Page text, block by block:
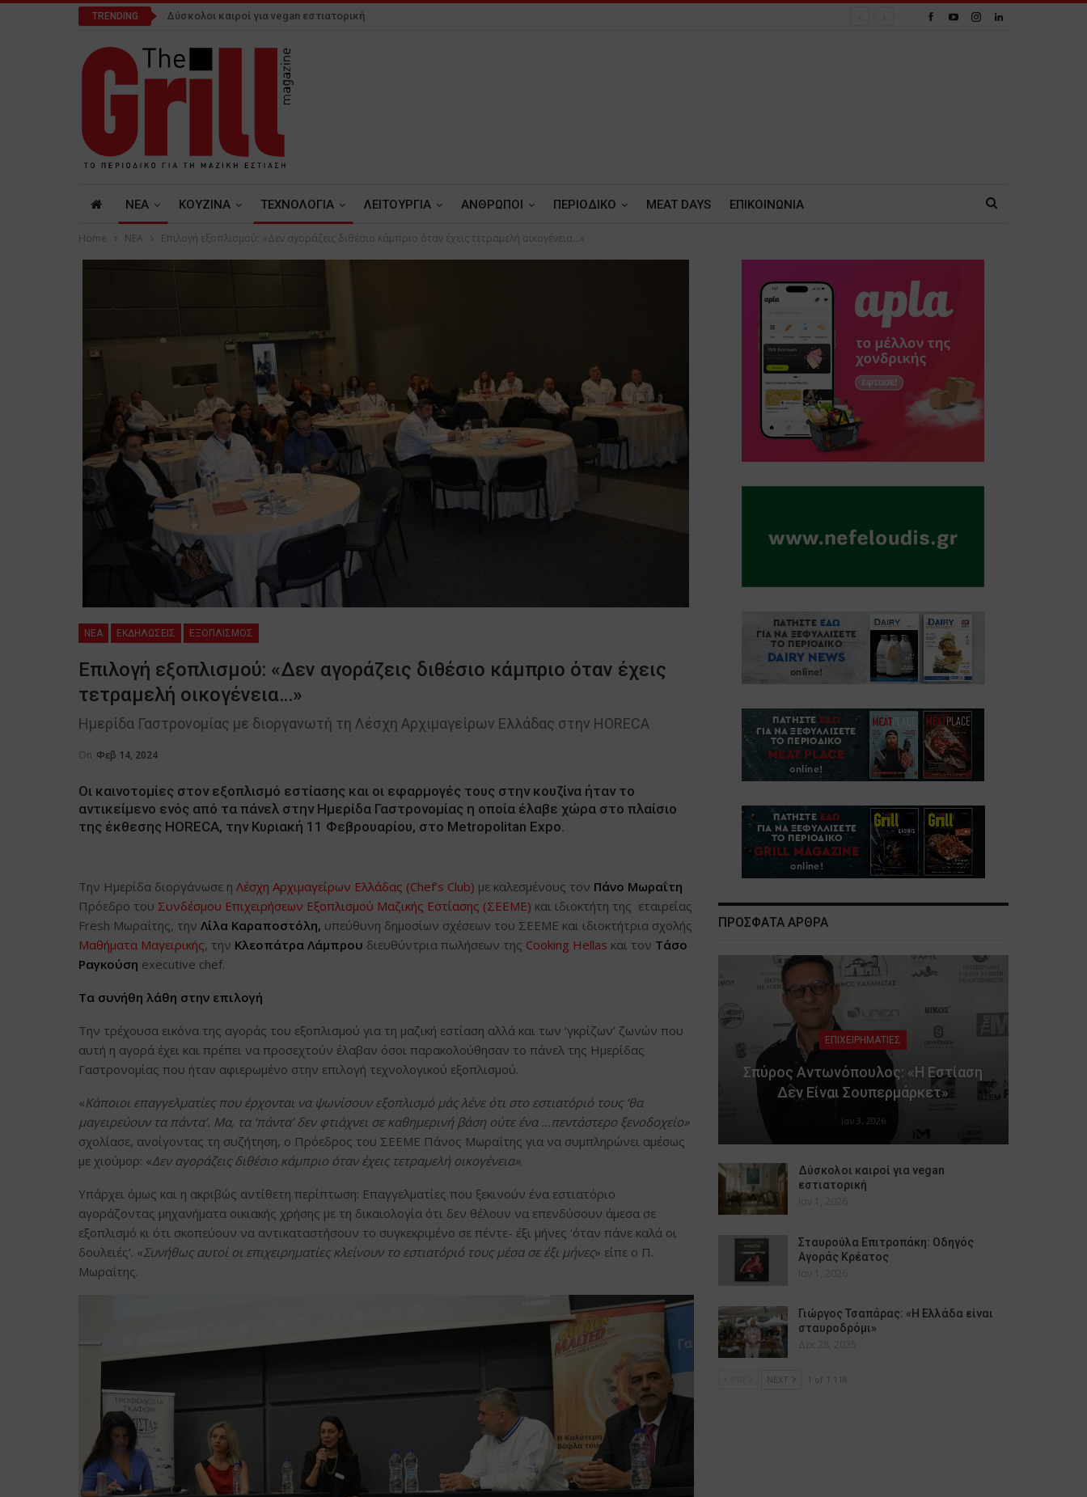
TRENDING Δύσκολοι καιροί για vegan εστιατορική
NEA ΚΟΥΖΙΝΑ ΤΕΧΝΟΛΟΓΙΑ ΛΕΙΤΟΥΡΓΙΑ ΑΝΘΡΩΠΟΙ ΠΕΡΙΟΔΙΚΟ MEAT DAYS ΕΠΙΚΟΙΝΩΝΙΑ
Home NEA Επιλογή εξοπλισμού: «Δεν αγοράζεις διθέσιο κάμπριο όταν έχεις τετραμελή οικογένεια…»
NEA ΕΚΔΗΛΩΣΕΙΣ ΕΞΟΠΛΙΣΜΟΣ
Επιλογή εξοπλισμού: «Δεν αγοράζεις διθέσιο κάμπριο όταν έχεις
τετραμελή οικογένεια…»
Ημερίδα Γαστρονομίας με διοργανωτή τη Λέσχη Αρχιμαγείρων Ελλάδας στην HORECA
On Φεβ 14, 2024
Οι καινοτομίες στον εξοπλισμό εστίασης και οι εφαρμογές τους στην κουζίνα ήταν το
αντικείμενο ενός από τα πάνελ στην Ημερίδα Γαστρονομίας η οποία έλαβε χώρα στο πλαίσιο
της έκθεσης HORECA, την Κυριακή 11 Φεβρουαρίου, στο Metropolitan Expo.
Την Ημερίδα διοργάνωσε η Λέσχη Αρχιμαγείρων Ελλάδας (Chef’s Club) με καλεσμένους τον Πάνο Μωραΐτη
Πρόεδρο του Συνδέσμου Επιχειρήσεων Εξοπλισμού Μαζικής Εστίασης (ΣΕΕΜΕ) και ιδιοκτήτη της εταιρείας
Fresh Μωραΐτης, την Λίλα Καραποστόλη, υπεύθυνη δημοσίων σχέσεων του ΣΕΕΜΕ και ιδιοκτήτρια σχολής
Μαθήματα Μαγειρικής, την Κλεοπάτρα Λάμπρου διευθύντρια πωλήσεων της Cooking Hellas και τον Τάσο
Ραγκούση executive chef.
Τα συνήθη λάθη στην επιλογή
Την τρέχουσα εικόνα της αγοράς του εξοπλισμού για τη μαζική εστίαση αλλά και των ‘γκρίζων’ ζωνών που
αυτή η αγορά έχει και πρέπει να προσεχτούν έλαβαν όσοι παρακολούθησαν το πάνελ της Ημερίδας
Γαστρονομίας που ήταν αφιερωμένο στην επιλογή τεχνολογικού εξοπλισμού.
«Κάποιοι επαγγελματίες που έρχονται να ψωνίσουν εξοπλισμό μάς λένε ότι στο εστιατόριό τους ‘θα
μαγειρεύουν τα πάντα’. Μα, τα ‘πάντα’ δεν φτιάχνει σε καθημερινή βάση ούτε ένα …πεντάστερο ξενοδοχείο»
σχολίασε, ανοίγοντας τη συζήτηση, ο Πρόεδρος του ΣΕΕΜΕ Πάνος Μωραΐτης για να συμπληρώνει αμέσως
με χιούμορ: «Δεν αγοράζεις διθέσιο κάμπριο όταν έχεις τετραμελή οικογένεια».
Υπάρχει όμως και η ακριβώς αντίθετη περίπτωση: Επαγγελματίες που ξεκινούν ένα εστιατόριο
αγοράζοντας μηχανήματα οικιακής χρήσης με τη δικαιολογία ότι δεν θέλουν να επενδύσουν άμεσα σε
εξοπλισμό κι ότι σκοπεύουν να αντικαταστήσουν το συγκεκριμένο σε πέντε- έξι μήνες ‘όταν πάνε καλά οι
δουλειές’. «Συνήθως αυτοί οι επιχειρηματίες κλείνουν το εστιατόριό τους μέσα σε έξι μήνες» είπε ο Π.
Μωραΐτης.
ΠΡΟΣΦΑΤΑ ΑΡΘΡΑ
ΕΠΙΧΕΙΡΗΜΑΤΙΕΣ
Σπύρος Αντωνόπουλος: «Η Εστίαση
Δεν Είναι Σουπερμάρκετ»
Ιαν 3, 2026
Δύσκολοι καιροί για vegan
εστιατορική
Ιαν 1, 2026
Σταυρούλα Επιτροπάκη: Οδηγός
Αγοράς Κρέατος
Ιαν 1, 2026
Γιώργος Τσαπάρας: «Η Ελλάδα είναι
σταυροδρόμι»
Δεκ 28, 2025
NEXT 1 of 1.118